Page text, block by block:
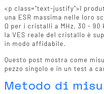
<p class="text-justify">I
una ESR massima nelle loro
Ω per i cristalli a MHz, 30 - 90
la VES reale del cristallo è
in modo affidabile.
Questo post mostra come
pezzo singolo e in un test a
Metodo di